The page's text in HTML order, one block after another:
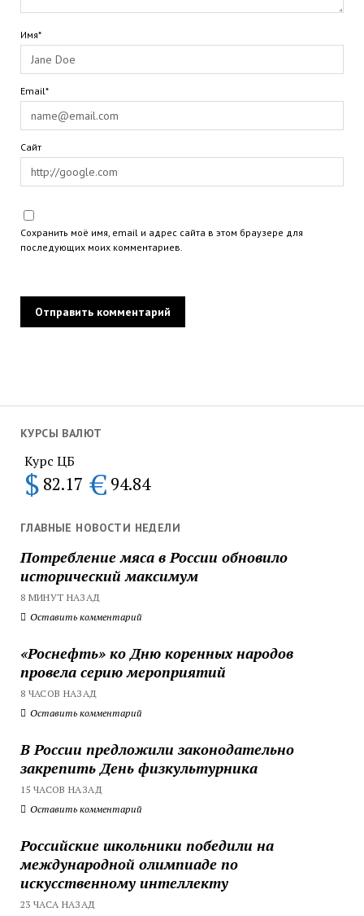
КУРСЫ ВАЛЮТ
Курс ЦБ
$ 82.17 € 94.84
ГЛАВНЫЕ НОВОСТИ НЕДЕЛИ
Потребление мяса в России обновило
исторический максимум
8 МИНУТ НАЗАД
Оставить комментарий
«Роснефть» ко Дню коренных народов
провела серию мероприятий
8 ЧАСОВ НАЗАД
Оставить комментарий
В России предложили законодательно
закрепить День физкультурника
15 ЧАСОВ НАЗАД
Оставить комментарий
Российские школьники победили на
международной олимпиаде по
искусственному интеллекту
23 ЧАСА НАЗАД
Имя*
Email*
Сайт
Сохранить моё имя, email и адрес сайта в этом браузере для
последующих моих комментариев.